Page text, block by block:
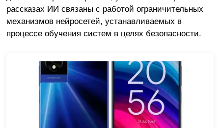
рассказах ИИ связаны с работой ограничительных
механизмов нейросетей, устанавливаемых в
процессе обучения систем в целях безопасности.